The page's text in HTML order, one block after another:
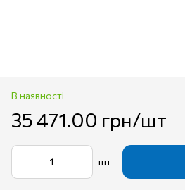
В наявності
35 471.00 грн/шт
шт